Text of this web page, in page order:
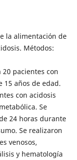
la alimentación de
Métodos:
pacientes con
años de edad.
con acidosis
Se
24 horas durante
Se realizaron
venosos,
y hematología